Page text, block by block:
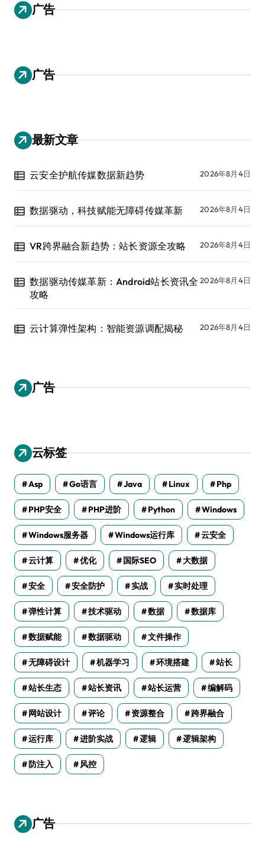
广告
广告
最新文章
云安全护航传媒数据新趋势 2026年8月4日
数据驱动，科技赋能无障碍传媒革新 2026年8月4日
VR跨界融合新趋势：站长资源全攻略 2026年8月4日
数据驱动传媒革新：Android站长资讯全
攻略
2026年8月4日
云计算弹性架构：智能资源调配揭秘 2026年8月4日
广告
云标签
Asp Go语言 Java Linux Php
PHP安全 PHP进阶 Python Windows
Windows服务器 Windows运行库 云安全
云计算 优化 国际SEO 大数据
安全 安全防护 实战 实时处理
弹性计算 技术驱动 数据 数据库
数据赋能 数据驱动 文件操作
无障碍设计 机器学习 环境搭建 站长
站长生态 站长资讯 站长运营 编解码
网站设计 评论 资源整合 跨界融合
运行库 进阶实战 逻辑 逻辑架构
防注入 风控
广告